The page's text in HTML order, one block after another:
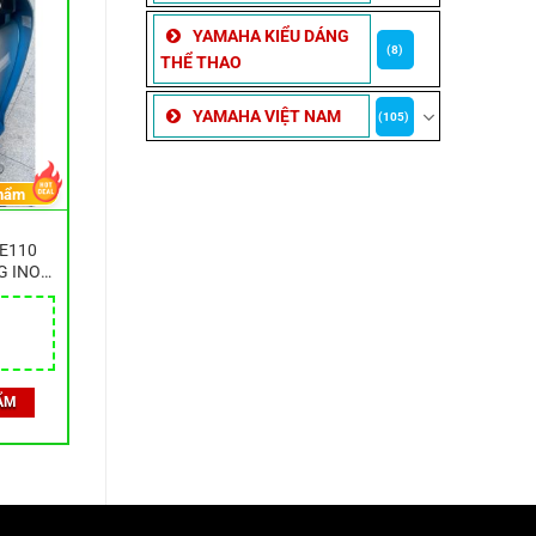
YAMAHA KIỂU DÁNG
THỂ THAO
(8)
YAMAHA VIỆT NAM (105)
INOX
HÀNG